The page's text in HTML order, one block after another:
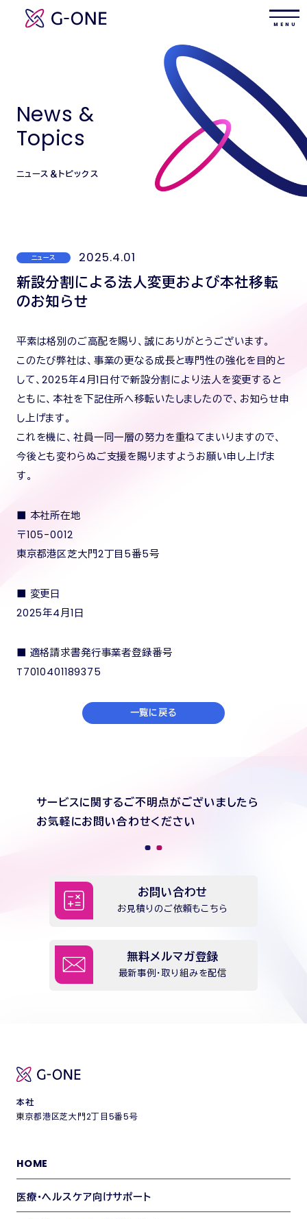
M E N U
News &
Topics
ニュース＆トピックス
ニュース 2025.4.01
新設分割による法人変更および本社移転
のお知らせ
平素は格別のご高配を賜り、誠にありがとうございます。
このたび弊社は、事業の更なる成長と専門性の強化を目的と
して、2025年4月1日付で新設分割により法人を変更すると
ともに、本社を下記住所へ移転いたしましたので、お知らせ申
し上げます。
これを機に、社員一同一層の努力を重ねてまいりますので、
今後とも変わらぬご支援を賜りますようお願い申し上げま
す。
■ 本社所在地
〒105-0012
東京都港区芝大門2丁目5番5号
■ 変更日
2025年4月1日
■ 適格請求書発行事業者登録番号
T7010401189375
一覧に戻る
サービスに関するご不明点がございましたら
お気軽にお問い合わせください
お問い合わせ
お見積りのご依頼もこちら
無料メルマガ登録
最新事例・取り組みを配信
本社
東京都港区芝大門2丁目5番5号
HOME
医療・ヘルスケア向けサポート